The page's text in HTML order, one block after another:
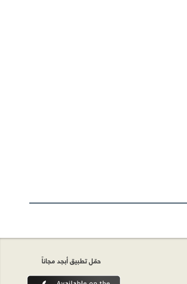
حمّل تطبيق أبجد مجاناً